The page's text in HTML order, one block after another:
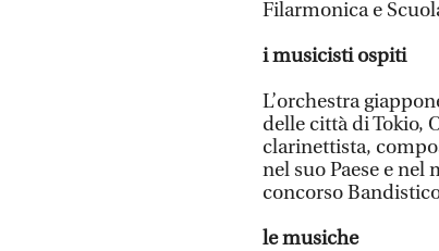
Filarmonica e
i musicisti ospiti
L’orchestra
delle città di Tokio,
clarinettista,
nel suo Paese e
concorso
le musiche